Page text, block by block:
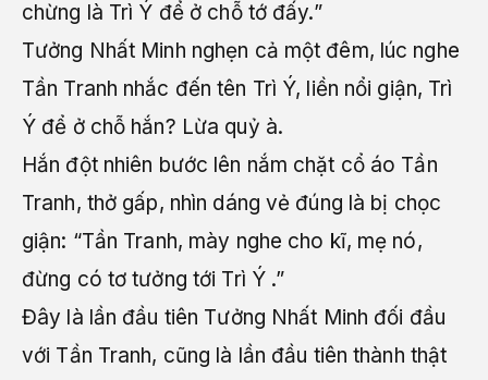
chừng là Trì Ý để ở chỗ tớ đấy.”
Tưởng Nhất Minh nghẹn cả một đêm, lúc nghe
Tần Tranh nhắc đến tên Trì Ý, liền nổi giận, Trì
Ý để ở chỗ hắn? Lừa quỷ à.
Hắn đột nhiên bước lên nắm chặt cổ áo Tần
Tranh, thở gấp, nhìn dáng vẻ đúng là bị chọc
giận: “Tần Tranh, mày nghe cho kĩ, mẹ nó,
đừng có tơ tưởng tới Trì Ý .”
Đây là lần đầu tiên Tưởng Nhất Minh đối đầu
với Tần Tranh, cũng là lần đầu tiên thành thật